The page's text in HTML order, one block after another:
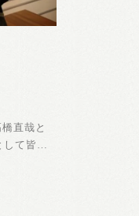
直哉と
て皆さ